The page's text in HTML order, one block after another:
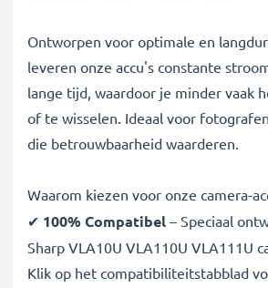
Ontworpen voor optimale en
leveren onze accu's constante
lange tijd, waardoor je minder vaak
of te wisselen. Ideaal voor
die betrouwbaarheid waarderen.
Waarom kiezen voor onze camera-
✔ 100% Compatibel – Speciaal
Sharp VLA10U VLA110U VLA111U
Klik op het compatibiliteitstabblad